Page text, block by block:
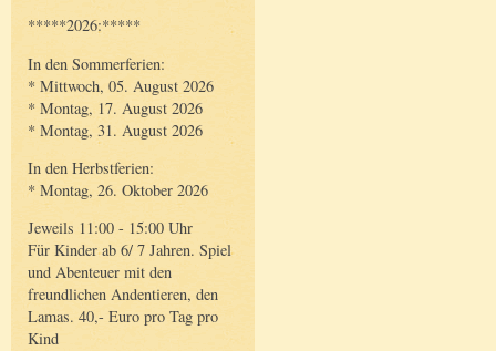
*****2026:*****
In den Sommerferien:
* Mittwoch, 05. August 2026
* Montag, 17. August 2026
* Montag, 31. August 2026
In den Herbstferien:
* Montag, 26. Oktober 2026
Jeweils 11:00 - 15:00 Uhr
Für Kinder ab 6/ 7 Jahren. Spiel
und Abenteuer mit den
freundlichen Andentieren, den
Lamas. 40,- Euro pro Tag pro
Kind